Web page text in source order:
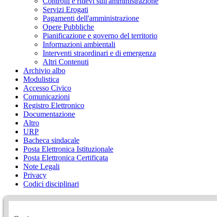
Servizi Erogati
Pagamenti dell'amministrazione
Opere Pubbliche
Pianificazione e governo del territorio
Informazioni ambientali
Interventi straordinari e di emergenza
Altri Contenuti
Archivio albo
Modulistica
Accesso Civico
Comunicazioni
Registro Elettronico
Documentazione
Altro
URP
Bacheca sindacale
Posta Elettronica Istituzionale
Posta Elettronica Certificata
Note Legali
Privacy
Codici disciplinari